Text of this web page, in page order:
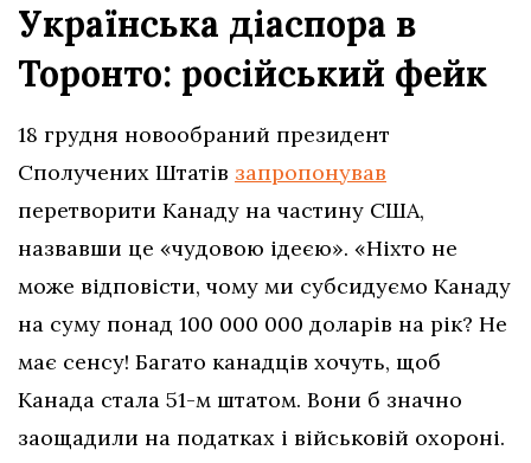
Українська діаспора в
Торонто: російський фейк
18 грудня новообраний президент
Сполучених Штатів запропонував
перетворити Канаду на частину США,
назвавши це «чудовою ідеєю». «Ніхто не
може відповісти, чому ми субсидуємо Канаду
на суму понад 100 000 000 доларів на рік? Не
має сенсу! Багато канадців хочуть, щоб
Канада стала 51-м штатом. Вони б значно
заощадили на податках і військовій охороні.